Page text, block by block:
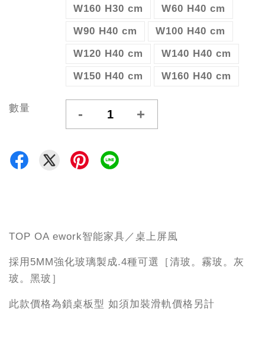
W160 H30 cm
W60 H40 cm
W90 H40 cm
W100 H40 cm
W120 H40 cm
W140 H40 cm
W150 H40 cm
W160 H40 cm
數量 - +
TOP OA ework智能家具／桌上屏風
採用5MM強化玻璃製成.4種可選［清玻。霧玻。灰
玻。黑玻］
此款價格為鎖桌板型 如須加裝滑軌價格另計